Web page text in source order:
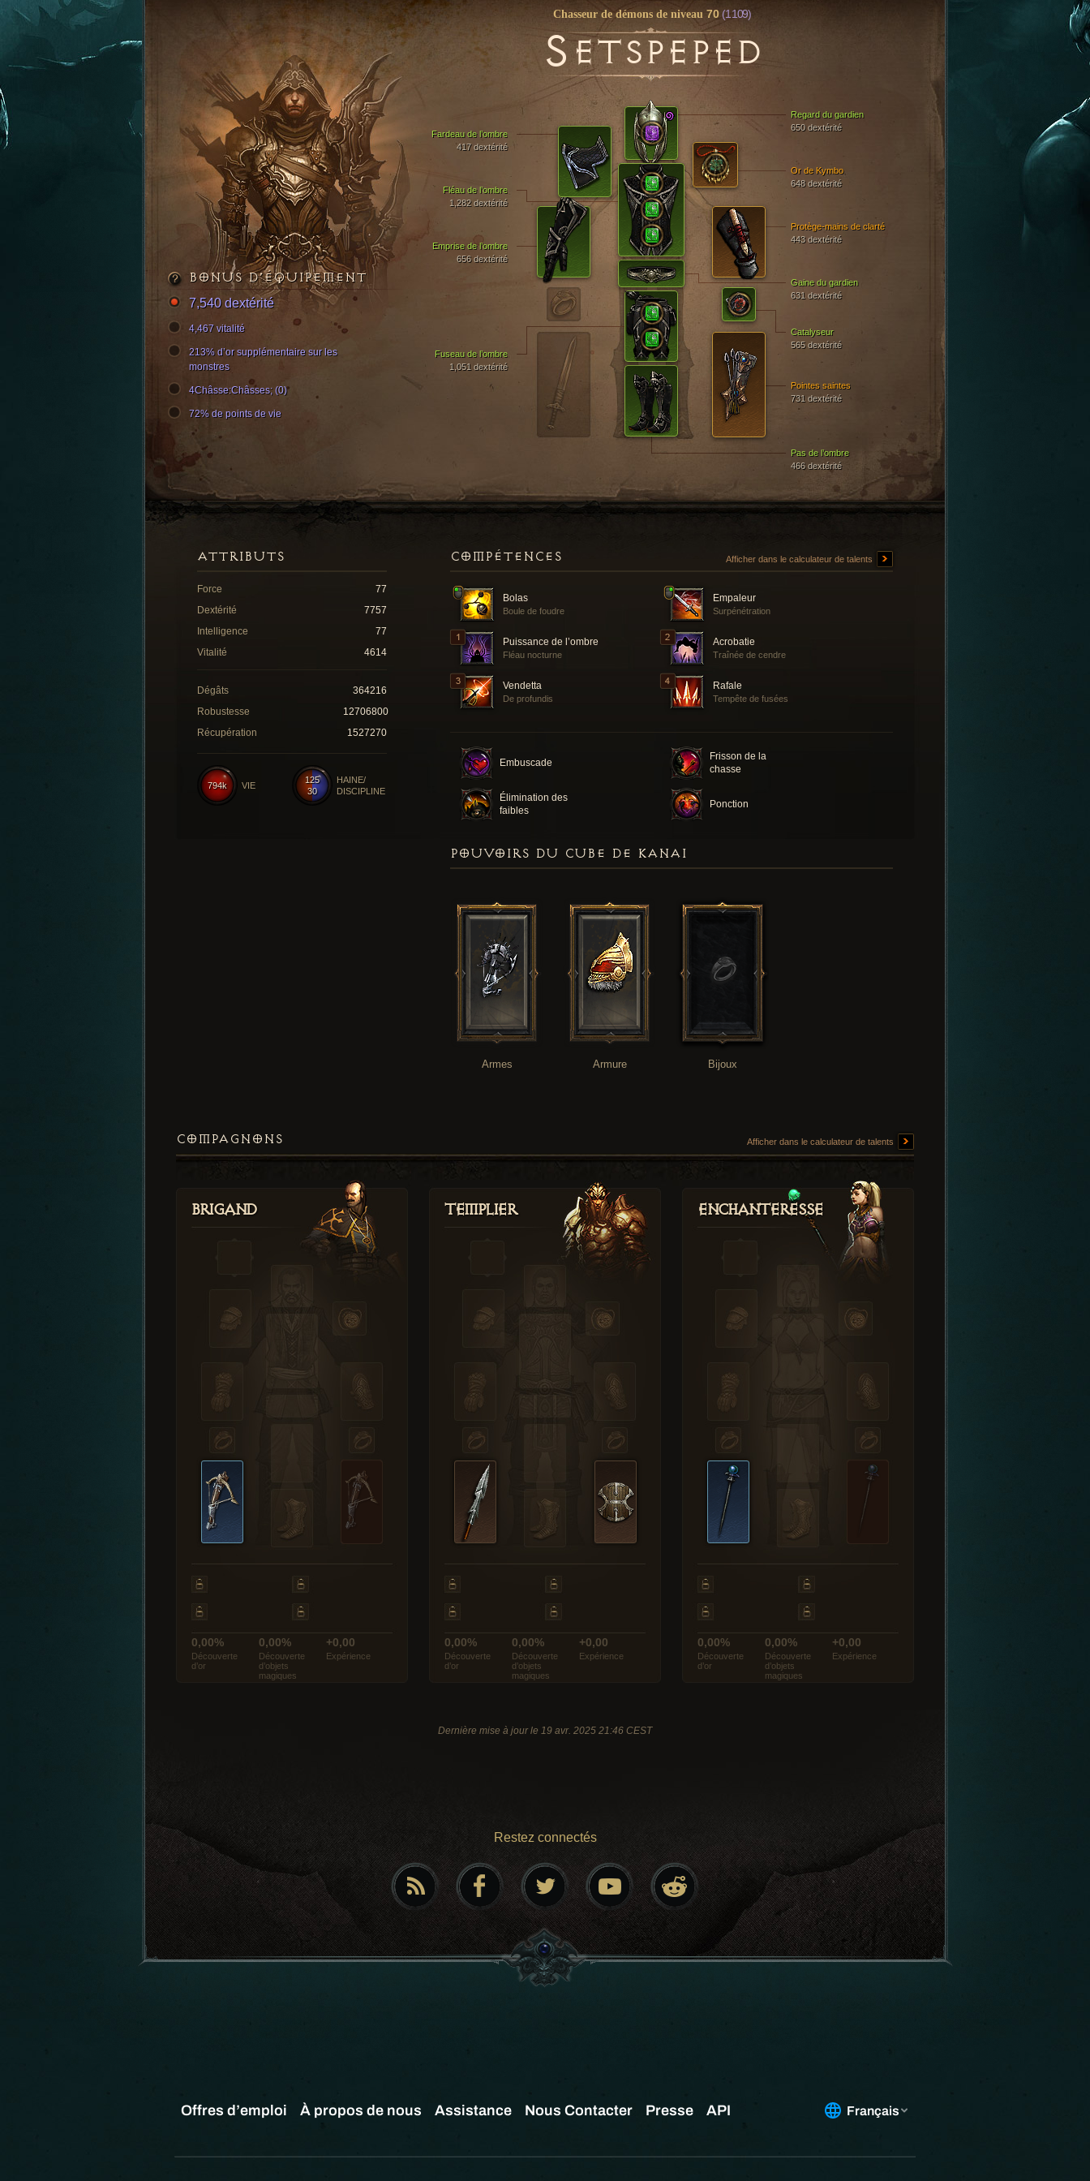
Chasseur de démons de niveau70 (1 109)
SETSPEPED
Regard du gardien
650 dextérité
Fléau de l’ombre
1,282 dextérité
Pas de l’ombre
466 dextérité
Emprise de l’ombre
656 dextérité
Fardeau de l’ombre
417 dextérité
Fuseau de l’ombre
1,051 dextérité
Protège-mains de clarté
443 dextérité
Pointes saintes
731 dextérité
Gaine du gardien
631 dextérité
Catalyseur
565 dextérité
Or de Kymbo
648 dextérité
BONUS D’ÉQUIPEMENT
7,540 dextérité
4,467 vitalité
213% d’or supplémentaire sur les
monstres
4Châsse:Châsses; (0)
72% de points de vie
COMPÉTENCES Afficher dans le calculateur de talents
Bolas
Boule de foudre
Empaleur
Surpénétration
Puissance de l’ombre
Fléau nocturne
Acrobatie
Traînée de cendre
Vendetta
De profundis
Rafale
Tempête de fusées
Embuscade
Frisson de la
chasse
Élimination des
faibles
Ponction
ATTRIBUTS
Force
77
Dextérité
7757
Intelligence
77
Vitalité
4614
Dégâts
364216
Robustesse
12706800
Récupération
1527270
125
30
HAINE/
DISCIPLINE
794k VIE
POUVOIRS DU CUBE DE KANAI
Armes Armure Bijoux
COMPAGNONS Afficher dans le calculateur de talents
Brigand
0,00%
Découverte
d’or
0,00%
Découverte
d’objets
magiques
+0,00
Expérience
Templier
0,00%
Découverte
d’or
0,00%
Découverte
d’objets
magiques
+0,00
Expérience
Enchanteresse
0,00%
Découverte
d’or
0,00%
Découverte
d’objets
magiques
+0,00
Expérience
Dernière mise à jour le 19 avr. 2025 21:46 CEST
Restez connectés